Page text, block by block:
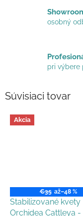
osobný
pri výbere
Súvisiaci tovar
Akcia
€35 až–48 %
Stabilizované kvety
Orchidea Cattleya -